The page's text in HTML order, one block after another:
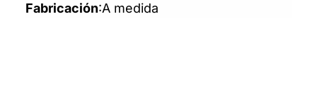
Fabricación:A medida